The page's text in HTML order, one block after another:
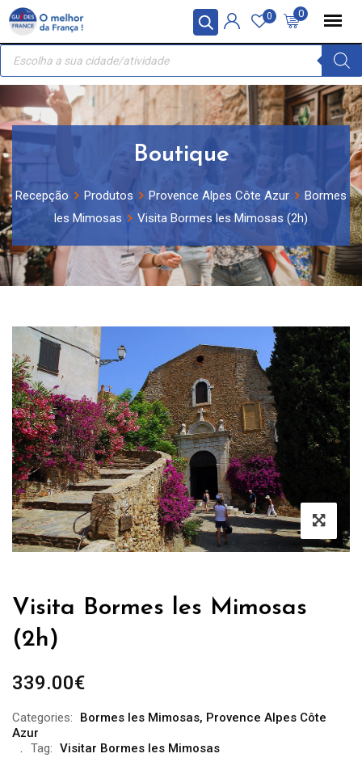
Painel de Gerenciamento de Cookies
Skip
content
0
0
Recherche
produits
Boutique
Recepção Produtos Provence Alpes Côte Azur
Bormes
les Mimosas
Visita Bormes les Mimosas (2h)
Visita Bormes les Mimosas
(2h)
339.00€
Categories: Bormes les Mimosas, Provence Alpes Côte
Azur
Tag: Visitar Bormes les Mimosas